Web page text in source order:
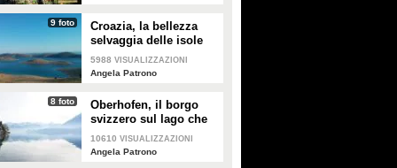
9 foto
Croazia, la bellezza
selvaggia delle isole
Kornati
5988 VISUALIZZAZIONI
Angela Patrono
8 foto
Oberhofen, il borgo
svizzero sul lago che
vi incanterà
10610 VISUALIZZAZIONI
Angela Patrono